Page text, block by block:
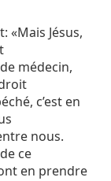
«Mais Jésus,
médecin,
c’est en
nous.
ce
en prendre